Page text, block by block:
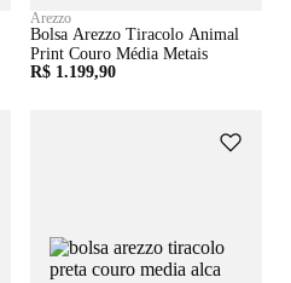
Arezzo
Bolsa Arezzo Tiracolo Animal
Print Couro Média Metais
R$ 1.199,90